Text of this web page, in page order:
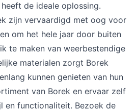
zoeken
de ideale oplossing.
zijn vervaardigd met oog voor
om het hele jaar door buiten
te maken van weerbestendige
materialen zorgt Borek
kunnen genieten van hun
van Borek en ervaar zelf
en functionaliteit. Bezoek de